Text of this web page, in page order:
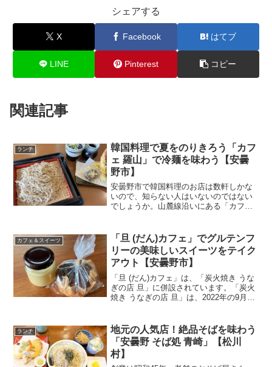
シェアする
X Facebook はてブ
LINE Pinterest コピー
関連記事
ランチ
韓国料理で夏をのりきろう「カフ
ェ 羅山」で冷麺を味わう【安曇
野市】
安曇野市で韓国料理のお店は数軒しかな
いので、知らない人はいないのではない
でしょうか。山麓線沿いにある「カフェ
カフェ＆スイーツ
「旦 (だん)カフェ」でグルテンフ
リーの美味しいスイーツをテイク
アウト【安曇野市】
「旦 (だん)カフェ」は、「炭火焼き うな
ぎの店 旦」に併設されています。「炭火
焼き うなぎの店 旦」は、2022年の9月に
店の建物は、築138年の古民家を移築され
たそう。今回は、「旦 (だん)カフェ」を
紹介します。
ランチ
地元の人気店！絶品そばを味わう
「安曇野 そば処 青崎」【松川
村】